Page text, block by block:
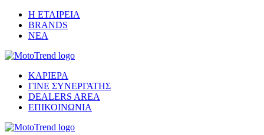
Η ΕΤΑΙΡΕΙΑ
BRANDS
ΝΕΑ
ΚΑΡΙΕΡΑ
ΓΙΝΕ ΣΥΝΕΡΓΑΤΗΣ
DEALERS AREA
ΕΠΙΚΟΙΝΩΝΙΑ